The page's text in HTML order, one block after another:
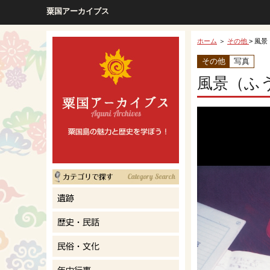
粟国アーカイブス
ホーム ＞ その他 > 風景
その他 写真
風景（ふ